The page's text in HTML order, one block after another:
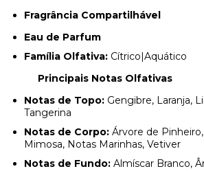
Fragrância Compartilhável
Eau de Parfum
Família Olfativa: Cítrico|Aquático
Principais Notas Olfativas
Notas de Topo: Gengibre, Laranja,
Tangerina
Notas de Corpo: Árvore de
Mimosa, Notas Marinhas, Vetiver
Notas de Fundo: Almíscar Branco,